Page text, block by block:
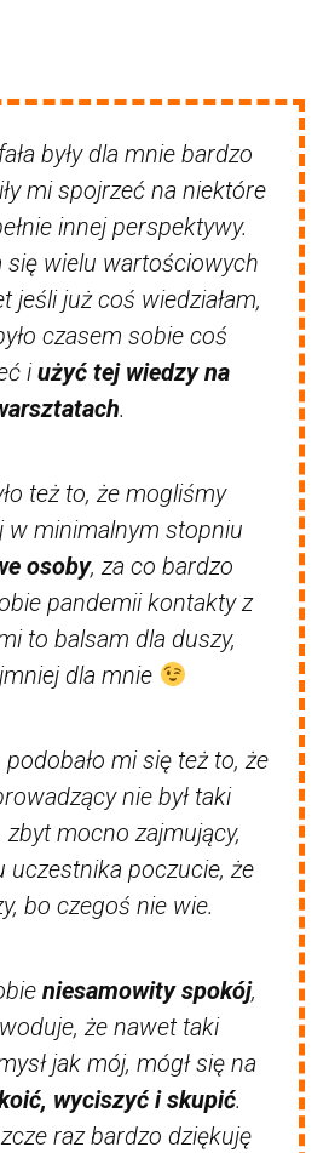
były dla mnie bardzo
mi spojrzeć na niektóre
innej perspektywy.
się wielu wartościowych
jeśli już coś wiedziałam,
czasem sobie coś
iużyć tej wiedzy na
.
też to, że mogliśmy
w minimalnym stopniu
osoby, za co bardzo
pandemii kontakty z
to balsam dla duszy,
dla mnie
mi się też to, że
nie był taki
zbyt mocno zajmujący,
uczestnika poczucie, że
bo czegoś nie wie.
niesamowity spokój,
że nawet taki
jak mój, mógł się na
wyciszyć i skupić.
raz bardzo dziękuję